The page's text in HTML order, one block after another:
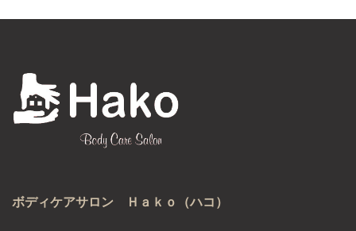
ボディケアサロン Ｈａｋｏ（ハコ）